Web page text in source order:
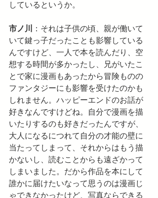
しているというか。
市ノ川
：それは子供の頃、親が働いて
いて鍵っ子だったことも影響している
んですけど、一人で本を読んだり、空
想する時間が多かったし、兄がいたこ
とで家に漫画もあったから冒険ものの
ファンタジーにも影響を受けたのかも
しれません。ハッピーエンドのお話が
好きなんですけどね。自分で漫画を描
いたりするのも好きだったんですが、
大人になるにつれて自分の才能の壁に
当たってしまって、それからはもう描
かないし、読むことからも遠ざかって
しまいました。だから作品を本にして
誰かに届けたいなって思うのは漫画じ
ゃできなかったけど、写真ならできる